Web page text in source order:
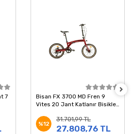
7
Bisan FX 3700 MD Fren 9
Vites 20 Jant Katlanır Bisiklet
%12
31.701,99 TL
27.808,76 TL